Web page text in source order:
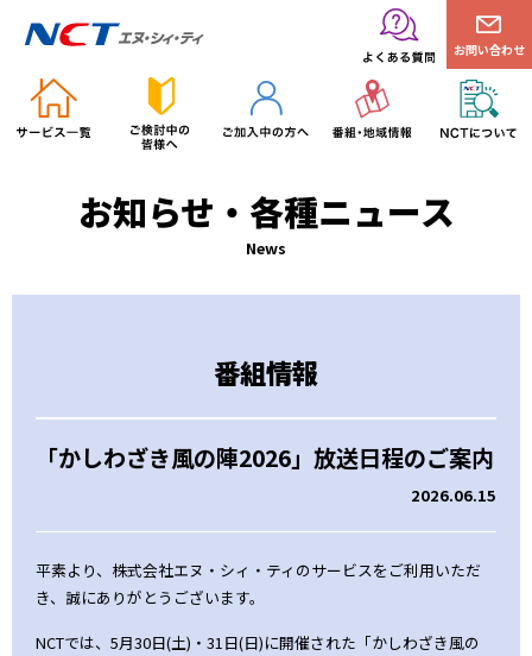
お問い合わせ
お知らせ・各種ニュース
News
番組情報
「かしわざき風の陣2026」放送日程のご案内
2026.06.15
平素より、株式会社エヌ・シィ・ティのサービスをご利用いただ
き、誠にありがとうございます。
NCTでは、5月30日(土)・31日(日)に開催された「かしわざき風の